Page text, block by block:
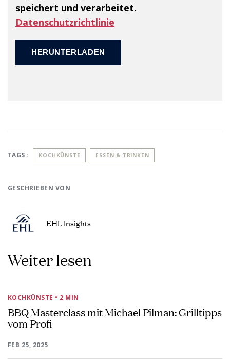
speichert und verarbeitet.
Datenschutzrichtlinie
TAGS : KOCHKÜNSTE ESSEN & TRINKEN
GESCHRIEBEN VON
EHL Insights
Weiter lesen
KOCHKÜNSTE • 2 MIN
BBQ Masterclass mit Michael Pilman: Grilltipps
vom Profi
FEB 25, 2025